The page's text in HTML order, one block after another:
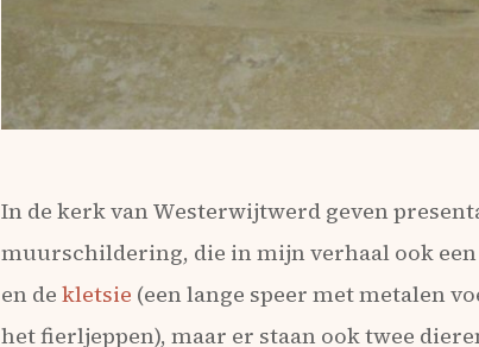
In de kerk van Westerwijtwerd geven
muurschildering, die in mijn verhaal ook
en de kletsie (een lange speer met metalen
het fierljeppen), maar er staan ook twee